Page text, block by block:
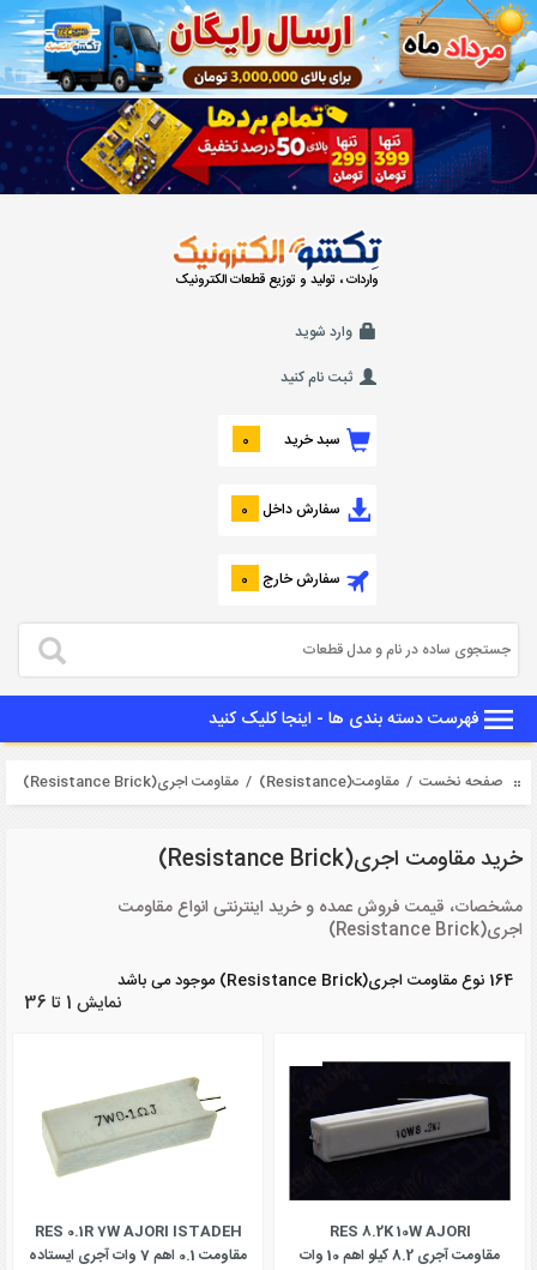
واردات ، تولید و توزیع قطعات الکترونیک
وارد شوید
ثبت نام کنید
سبد خرید 0
سفارش داخل 0
سفارش خارج 0
فهرست دسته بندی ها - اینجا کلیک کنید
صفحه نخست / مقاومت(Resistance) / مقاومت اجری(Resistance Brick)
خرید مقاومت اجری(Resistance Brick)
مشخصات، قیمت فروش عمده و خرید اینترنتی انواع مقاومت
اجری(Resistance Brick)
164 نوع مقاومت اجری(Resistance Brick) موجود می باشد
نمایش 1 تا 36
RES 8.2K 10W AJORI
مقاومت آجری 8.2 کیلو اهم 10 وات
RES 0.1R 7W AJORI ISTADEH
مقاومت 0.1 اهم 7 وات آجری ایستاده